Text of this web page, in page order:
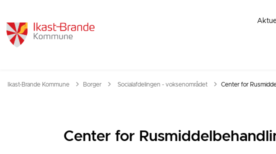
Ikast-Brande Kommune Borger
Tilbage til
Socialafdelingen - voksenområdet Center for
Center for